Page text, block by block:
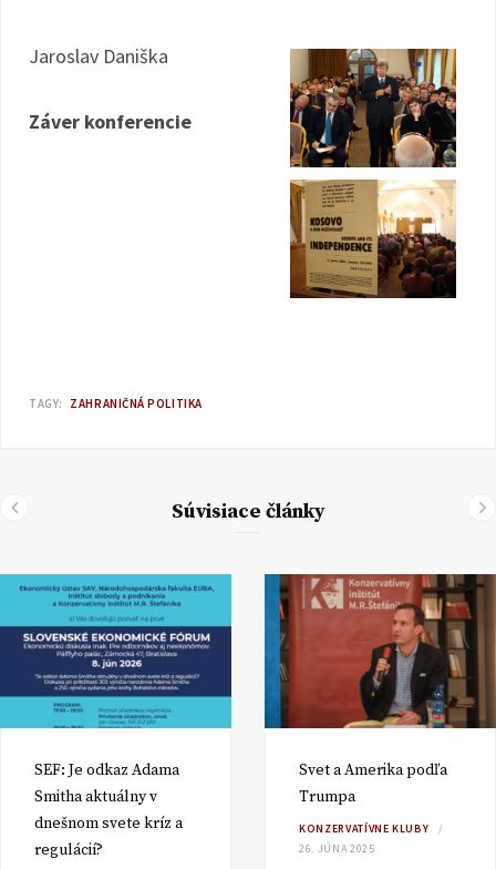
Jaroslav Daniška
Záver konferencie
TAGY: ZAHRANIČNÁ POLITIKA
Súvisiace články
SEF: Je odkaz Adama
Smitha aktuálny v
dnešnom svete kríz a
regulácií?
Svet a Amerika podľa
Trumpa
KONZERVATÍVNE KLUBY
26. JÚNA 2025